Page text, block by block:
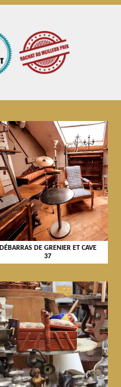
DÉBARRAS DE GRENIER ET CAVE
37